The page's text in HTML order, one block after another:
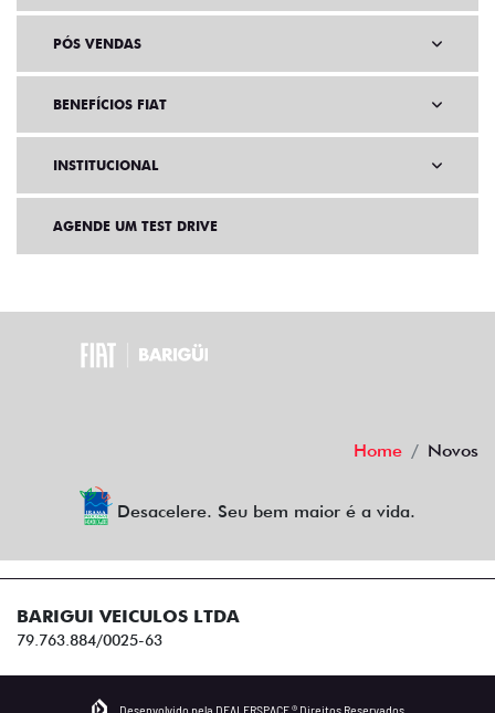
PÓS VENDAS
BENEFÍCIOS FIAT
INSTITUCIONAL
AGENDE UM TEST DRIVE
Home Novos
Desacelere. Seu bem maior é a vida.
BARIGUI VEICULOS LTDA
79.763.884/0025-63
Desenvolvido pela DEALERSPACE ® Direitos Reservados.